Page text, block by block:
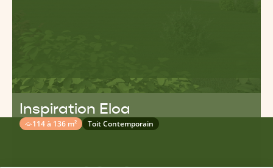
Inspiration Eloa
114 à 136 m² Toit Contemporain